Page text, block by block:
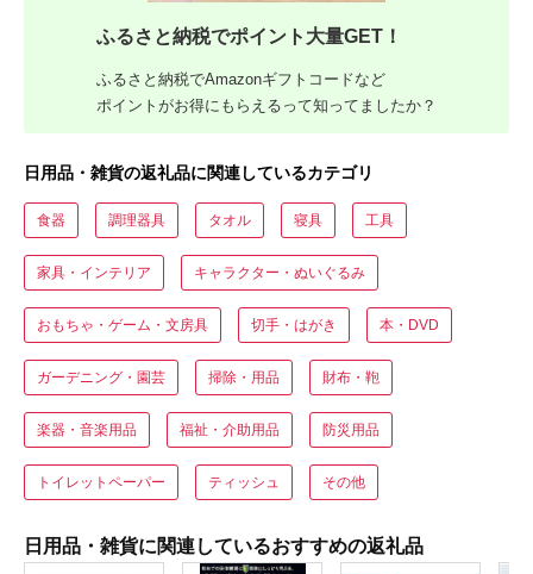
ふるさと納税でポイント大量GET！
ふるさと納税でAmazonギフトコードなど
ポイントがお得にもらえるって知ってましたか？
日用品・雑貨の返礼品に関連しているカテゴリ
食器 調理器具 タオル 寝具 工具
家具・インテリア キャラクター・ぬいぐるみ
おもちゃ・ゲーム・文房具 切手・はがき 本・DVD
ガーデニング・園芸 掃除・用品 財布・鞄
楽器・音楽用品 福祉・介助用品 防災用品
トイレットペーパー ティッシュ その他
日用品・雑貨に関連しているおすすめの返礼品